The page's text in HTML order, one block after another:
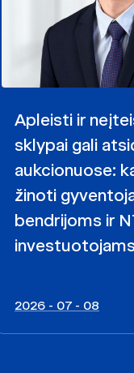
Apleisti ir
sklypai gali
aukcionuose:
žinoti
bendrijoms ir
2026 - 07 - 08